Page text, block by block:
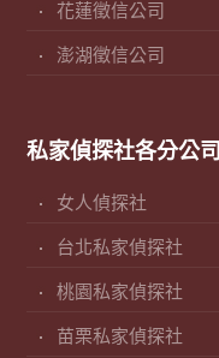
花蓮徵信公司
澎湖徵信公司
私家偵探社各分公司
女人偵探社
台北私家偵探社
桃園私家偵探社
苗栗私家偵探社